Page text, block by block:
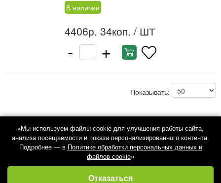
В наличии
4406р. 34коп. / ШТ
- +
Показывать:
«Мы используем файлы cookie для улучшения работы сайта,
анализа посещаемости и показа персонализированного контента.
Подробнее — в Политике обработки персональных данных и
файлов cookie»
Отказаться